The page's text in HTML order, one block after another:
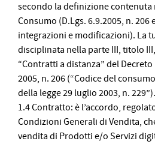
secondo la definizione contenuta
Consumo (D.Lgs. 6.9.2005, n. 206
integrazioni e modificazioni). La
disciplinata nella parte III, titolo
“Contratti a distanza” del
2005, n. 206 (“Codice del
della legge 29 luglio 2003, n. 229”).
1.4 Contratto: è l’accordo,
Condizioni Generali di Vendita,
vendita di Prodotti e/o Servizi